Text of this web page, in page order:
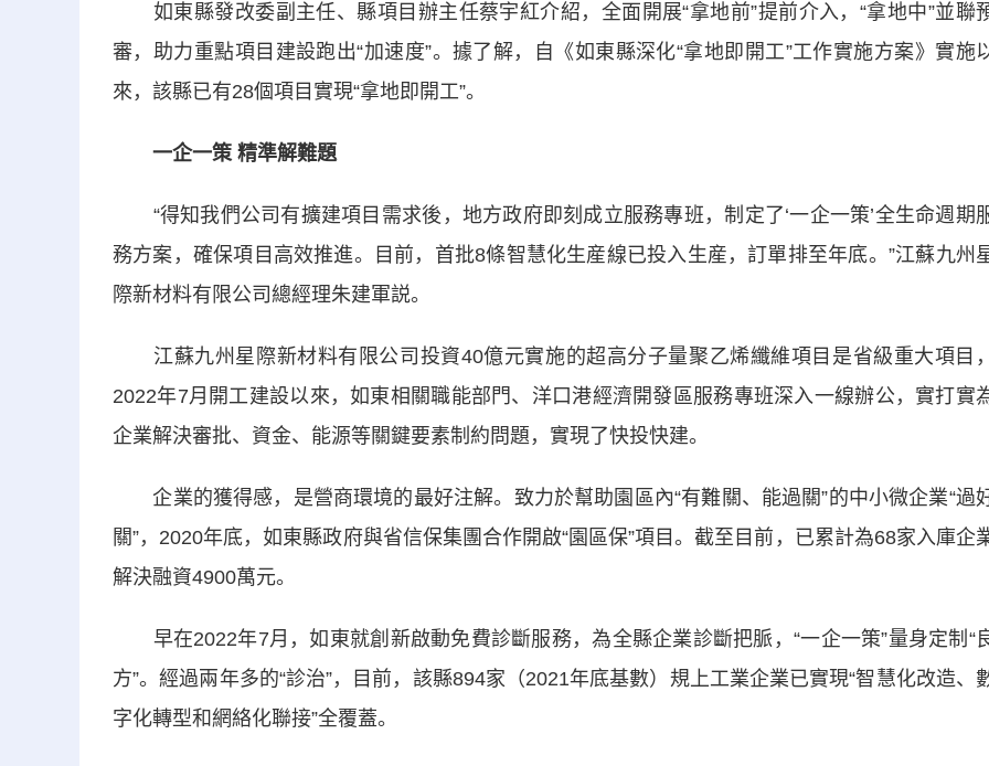
如東縣發改委副主任、縣項目辦主任蔡宇紅介紹，全面開展“拿地前”提前介入，“拿地中”並聯
審，助力重點項目建設跑出“加速度”。據了解，自《如東縣深化“拿地即開工”工作實施方案》實施
來，該縣已有28個項目實現“拿地即開工”。
一企一策 精準解難題
“得知我們公司有擴建項目需求後，地方政府即刻成立服務專班，制定了‘一企一策’全生命週期
務方案，確保項目高效推進。目前，首批8條智慧化生産線已投入生産，訂單排至年底。”江蘇九州
際新材料有限公司總經理朱建軍説。
江蘇九州星際新材料有限公司投資40億元實施的超高分子量聚乙烯纖維項目是省級重大項目，
2022年7月開工建設以來，如東相關職能部門、洋口港經濟開發區服務專班深入一線辦公，實打實
企業解決審批、資金、能源等關鍵要素制約問題，實現了快投快建。
企業的獲得感，是營商環境的最好注解。致力於幫助園區內“有難關、能過關”的中小微企業“過
關”，2020年底，如東縣政府與省信保集團合作開啟“園區保”項目。截至目前，已累計為68家入庫企
解決融資4900萬元。
早在2022年7月，如東就創新啟動免費診斷服務，為全縣企業診斷把脈，“一企一策”量身定制“
方”。經過兩年多的“診治”，目前，該縣894家（2021年底基數）規上工業企業已實現“智慧化改造、
字化轉型和網絡化聯接”全覆蓋。